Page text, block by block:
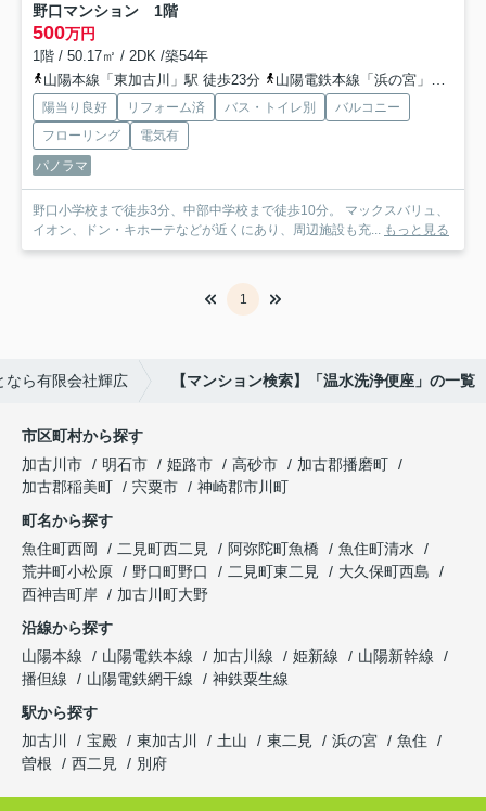
野口マンション 1階
500万円
1階 / 50.17㎡ / 2DK /築54年
山陽本線「東加古川」駅 徒歩23分
山陽電鉄本線「浜の宮」駅 徒歩41分
陽当り良好 リフォーム済 バス・トイレ別
バルコニー
フローリング
電気有
パノラマ
野口小学校まで徒歩3分、中部中学校まで徒歩10分。 マックスバリュ、
イオン、ドン・キホーテなどが近くにあり、周辺施設も充...
もっと見る
1
なら有限会社輝広 【マンション検索】「温水洗浄便座」の一覧
市区町村から探す
加古川市
明石市 姫路市 高砂市
加古郡播磨町
加古郡稲美町
宍粟市
神崎郡市川町
町名から探す
魚住町西岡
二見町西二見 阿弥陀町魚橋
魚住町清水
荒井町小松原
野口町野口 二見町東二見
大久保町西島
西神吉町岸
加古川町大野
沿線から探す
山陽本線
山陽電鉄本線 加古川線 姫新線
山陽新幹線
播但線
山陽電鉄網干線
神鉄粟生線
駅から探す
加古川
宝殿 東加古川 土山 東二見 浜の宮
魚住
曽根
西二見 別府